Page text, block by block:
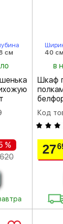
см
%
40 см
в
Шкаф
Код
27